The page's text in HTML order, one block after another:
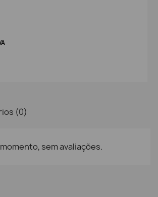
(0)
sem avaliações.